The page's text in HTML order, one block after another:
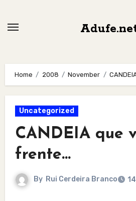
Home 2008 November
Uncategorized
CANDEIA que
frente…
By Rui Cerdeira Branco